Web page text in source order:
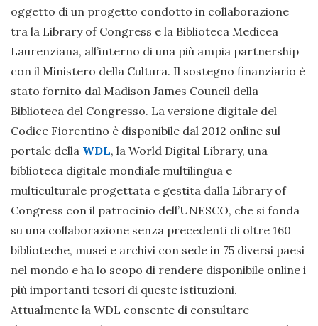
oggetto di un progetto condotto in collaborazione
tra la Library of Congress e la Biblioteca Medicea
Laurenziana, all’interno di una più ampia partnership
con il Ministero della Cultura. Il sostegno finanziario è
stato fornito dal Madison James Council della
Biblioteca del Congresso. La versione digitale del
Codice Fiorentino è disponibile dal 2012 online sul
portale della WDL, la World Digital Library, una
biblioteca digitale mondiale multilingua e
multiculturale progettata e gestita dalla Library of
Congress con il patrocinio dell’UNESCO, che si fonda
su una collaborazione senza precedenti di oltre 160
biblioteche, musei e archivi con sede in 75 diversi paesi
nel mondo e ha lo scopo di rendere disponibile online i
più importanti tesori di queste istituzioni.
Attualmente la WDL consente di consultare